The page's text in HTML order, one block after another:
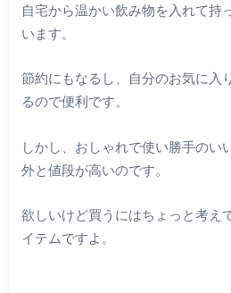
自宅から温かい飲み物を入れて持
います。
節約にもなるし、自分のお気に入
るので便利です。
しかし、おしゃれで使い勝手のい
外と値段が高いのです。
欲しいけど買うにはちょっと考え
イテムですよ。